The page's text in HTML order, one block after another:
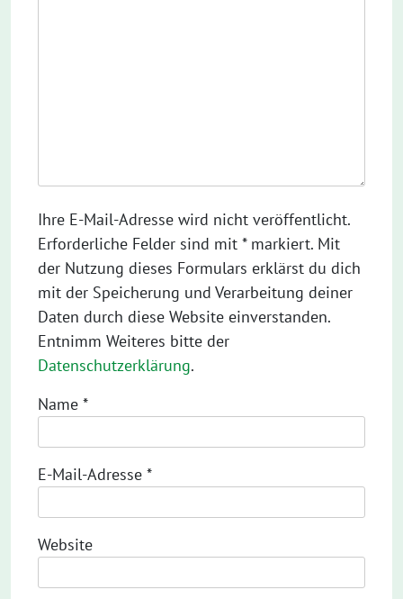
Ihre E-Mail-Adresse wird nicht veröffentlicht.
Erforderliche Felder sind mit * markiert. Mit
der Nutzung dieses Formulars erklärst du dich
mit der Speicherung und Verarbeitung deiner
Daten durch diese Website einverstanden.
Entnimm Weiteres bitte der
Datenschutzerklärung.
Name *
E-Mail-Adresse *
Website